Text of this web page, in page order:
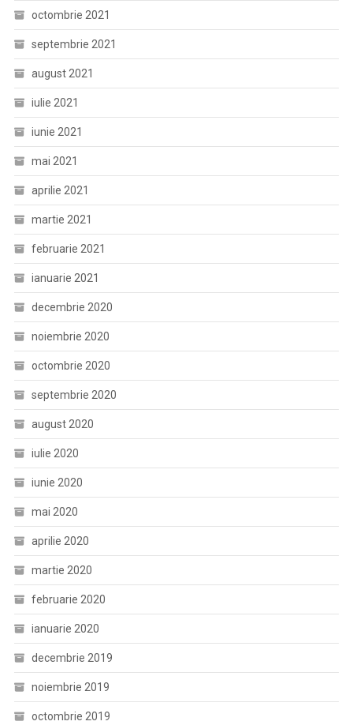
octombrie 2021
septembrie 2021
august 2021
iulie 2021
iunie 2021
mai 2021
aprilie 2021
martie 2021
februarie 2021
ianuarie 2021
decembrie 2020
noiembrie 2020
octombrie 2020
septembrie 2020
august 2020
iulie 2020
iunie 2020
mai 2020
aprilie 2020
martie 2020
februarie 2020
ianuarie 2020
decembrie 2019
noiembrie 2019
octombrie 2019